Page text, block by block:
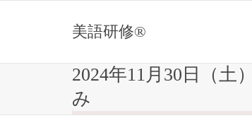
美語研修®
2024年11月30日（
み